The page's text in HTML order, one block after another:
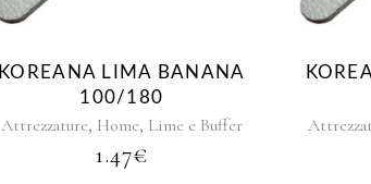
KOREANA LIMA BANANA
100/180
Attrezzature, Home, Lime e Buffer
1.47€